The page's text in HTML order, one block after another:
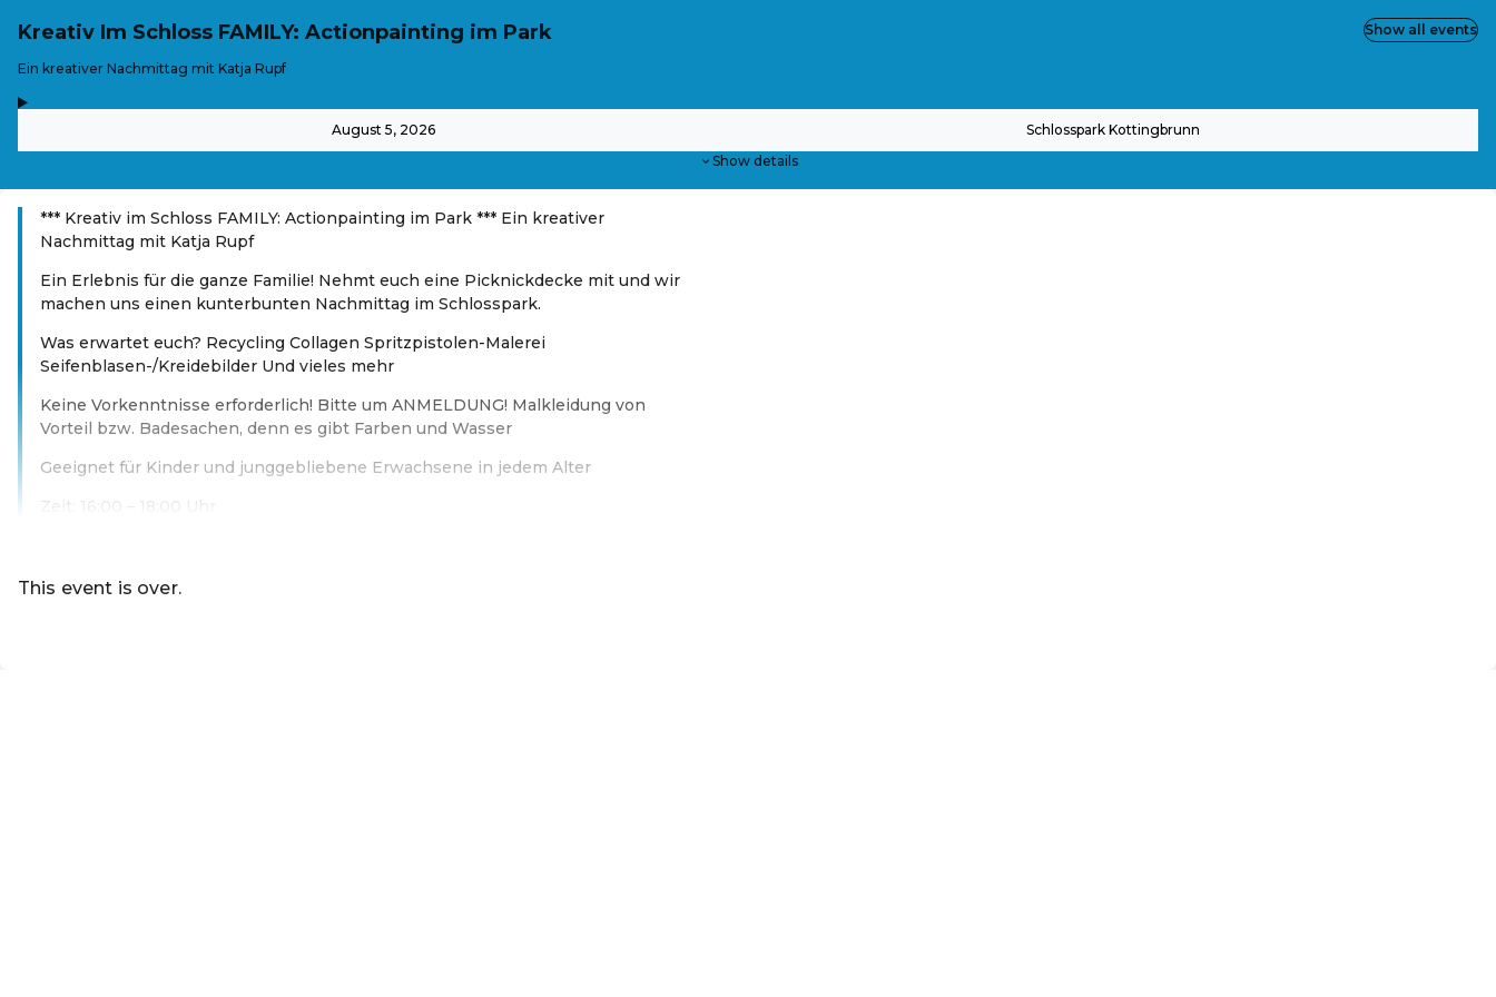
Kreativ Im Schloss FAMILY: Actionpainting im Park
-
Ein kreativer Nachmittag mit Katja Rupf
August 5, 2026 Schlosspark Kottingbrunn
Show details
Show all events
*** Kreativ im Schloss FAMILY: Actionpainting im Park *** Ein kreativer
Nachmittag mit Katja Rupf
Ein Erlebnis für die ganze Familie! Nehmt euch eine Picknickdecke mit und wir
machen uns einen kunterbunten Nachmittag im Schlosspark.
Was erwartet euch? Recycling Collagen Spritzpistolen-Malerei
Seifenblasen-/Kreidebilder Und vieles mehr
Keine Vorkenntnisse erforderlich! Bitte um ANMELDUNG! Malkleidung von
Vorteil bzw. Badesachen, denn es gibt Farben und Wasser
Geeignet für Kinder und junggebliebene Erwachsene in jedem Alter
Zeit: 16:00 – 18:00 Uhr
This event is over.